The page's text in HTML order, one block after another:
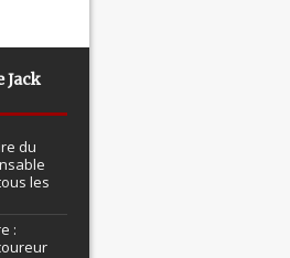
Jack
du
les
: